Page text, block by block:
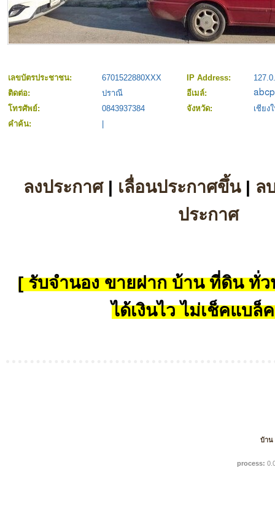
เลขบัตรประชาชน: 6701522880XXX IP Address:
ติดต่อ:
ปราณี
อีเมล์:
โทรศัพย์:
0843937384 จังหวัด:
เชียง
คำค้น:
ลงประกาศ| เลื่อนประกาศขึ้น| ล
ประกาศ
[ รับจำนอง ขายฝาก บ้าน ที่ดิน ทั่ว
ได้เงินไว ไม่เช็คแบล็
บ้าน
process: